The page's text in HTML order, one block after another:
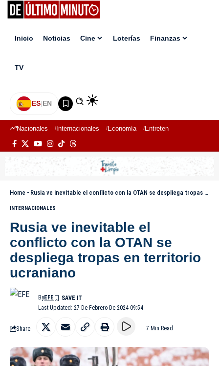
Inicio Noticias Cine Loterías Finanzas
TV
ES|EN
Nacionales Internacionales Economía Entretenimiento
Home - Rusia ve inevitable el conflicto con la OTAN se despliega tropas en territorio ucraniano
INTERNACIONALES
Rusia ve inevitable el
conflicto con la OTAN se
despliega tropas en territorio
ucraniano
Last Updated: 27 De Febrero De 2024 09:54
ByEFE
Share 7 Min Read